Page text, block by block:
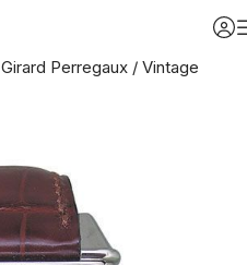
Girard Perregaux / Vintage